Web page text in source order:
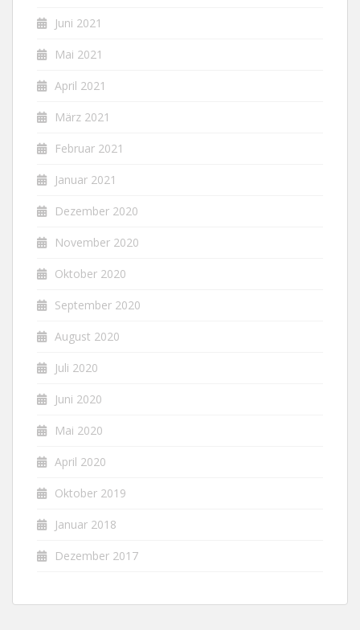
Juni 2021
Mai 2021
April 2021
März 2021
Februar 2021
Januar 2021
Dezember 2020
November 2020
Oktober 2020
September 2020
August 2020
Juli 2020
Juni 2020
Mai 2020
April 2020
Oktober 2019
Januar 2018
Dezember 2017